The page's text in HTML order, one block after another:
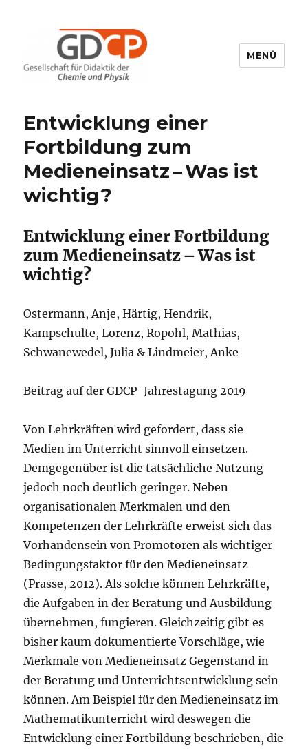
MENÜ
Entwicklung einer
Fortbildung zum
Medieneinsatz – Was ist
wichtig?
Entwicklung einer Fortbildung
zum Medieneinsatz – Was ist
wichtig?
Ostermann, Anje, Härtig, Hendrik,
Kampschulte, Lorenz, Ropohl, Mathias,
Schwanewedel, Julia & Lindmeier, Anke
Beitrag auf der GDCP-Jahrestagung 2019
Von Lehrkräften wird gefordert, dass sie
Medien im Unterricht sinnvoll einsetzen.
Demgegenüber ist die tatsächliche Nutzung
jedoch noch deutlich geringer. Neben
organisationalen Merkmalen und den
Kompetenzen der Lehrkräfte erweist sich das
Vorhandensein von Promotoren als wichtiger
Bedingungsfaktor für den Medieneinsatz
(Prasse, 2012). Als solche können Lehrkräfte,
die Aufgaben in der Beratung und Ausbildung
übernehmen, fungieren. Gleichzeitig gibt es
bisher kaum dokumentierte Vorschläge, wie
Merkmale von Medieneinsatz Gegenstand in
der Beratung und Unterrichtsentwicklung sein
können. Am Beispiel für den Medieneinsatz im
Mathematikunterricht wird deswegen die
Entwicklung einer Fortbildung beschrieben, die